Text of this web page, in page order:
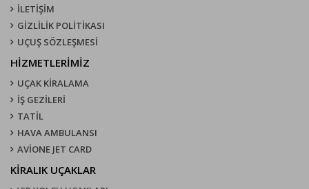
İLETİŞİM
GİZLİLİK POLİTİKASI
UÇUŞ SÖZLEŞMESI
HİZMETLERİMİZ
UÇAK KIRALAMA
İŞ GEZİLERİ
TATİL
HAVA AMBULANSI
AVİONE JET CARD
KIRALIK UÇAKLAR